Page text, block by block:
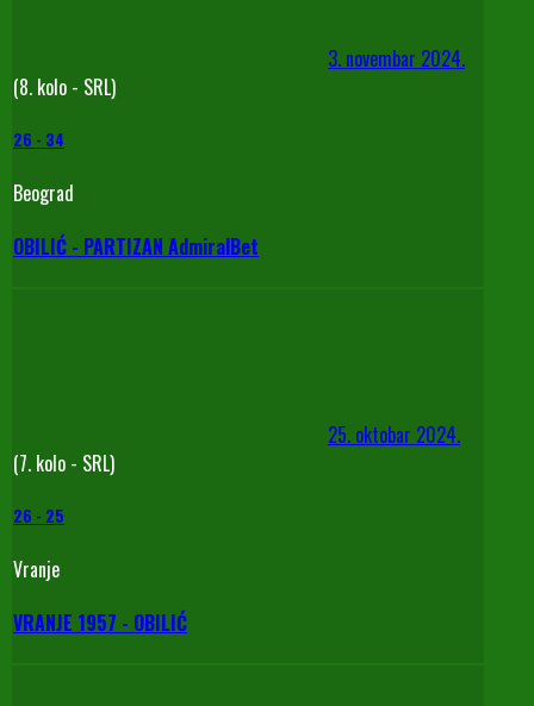
3. novembar 2024.
(8. kolo - SRL)
26 - 34
Beograd
OBILIĆ - PARTIZAN AdmiralBet
25. oktobar 2024.
(7. kolo - SRL)
26 - 25
Vranje
VRANJE 1957 - OBILIĆ